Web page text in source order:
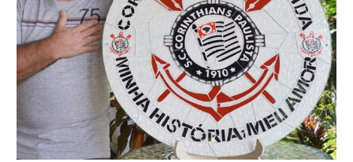
NOVA
LINHA
DE
PRODUTOS